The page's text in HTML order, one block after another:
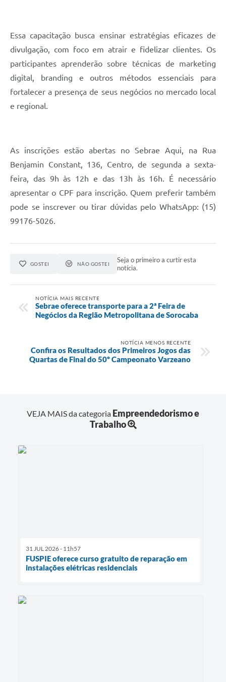
Essa capacitação busca ensinar estratégias eficazes de
divulgação, com foco em atrair e fidelizar clientes. Os
participantes aprenderão sobre técnicas de marketing
digital, branding e outros métodos essenciais para
fortalecer a presença de seus negócios no mercado local
e regional.
As inscrições estão abertas no Sebrae Aqui, na Rua
Benjamin Constant, 136, Centro, de segunda a sexta-
feira, das 9h às 12h e das 13h às 16h. É necessário
apresentar o CPF para inscrição. Quem preferir também
pode se inscrever ou tirar dúvidas pelo WhatsApp: (15)
99176-5026.
GOSTEI NÃO GOSTEI
Seja o primeiro a curtir esta
notícia.
NOTÍCIA MAIS RECENTE
Sebrae oferece transporte para a 2ª Feira de
Negócios da Região Metropolitana de Sorocaba
NOTÍCIA MENOS RECENTE
Confira os Resultados dos Primeiros Jogos das
Quartas de Final do 50º Campeonato Varzeano
VEJA MAIS da categoria Empreendedorismo e
Trabalho
31 JUL 2026 - 11h57
FUSPIE oferece curso gratuito de reparação em
instalações elétricas residenciais